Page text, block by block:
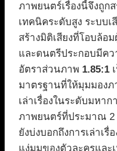
ภาพยนตร์เรื่องนี้จึงถูก
เทคนิคระดับสูง ระบบเ
สร้างมิติเสียงที่โอบล้อ
และดนตรีประกอบมีค
อัตราส่วนภาพ 1.85:1
มาตรฐานที่ให้มุมมองภ
เล่าเรื่องในระดับมหา
ภาพยนตร์ที่ประมาณ 2
ยังบ่งบอกถึงการเล่าเรื่
แง่มุมของตัวละครและ